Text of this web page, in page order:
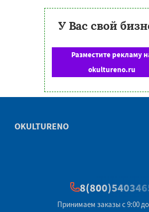
У Вас свой
Разместите рекламу
okultureno.ru
OKULTURENO
Принимаем заказы с 9:00